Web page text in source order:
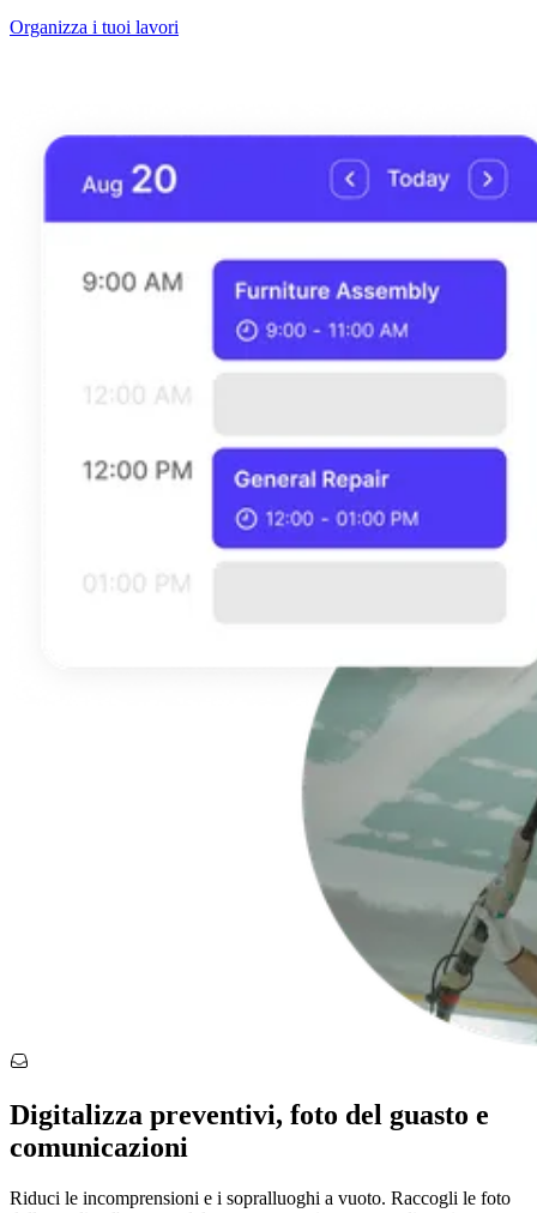
Organizza i tuoi lavori
Digitalizza preventivi, foto del guasto e
comunicazioni
Riduci le incomprensioni e i sopralluoghi a vuoto. Raccogli le foto